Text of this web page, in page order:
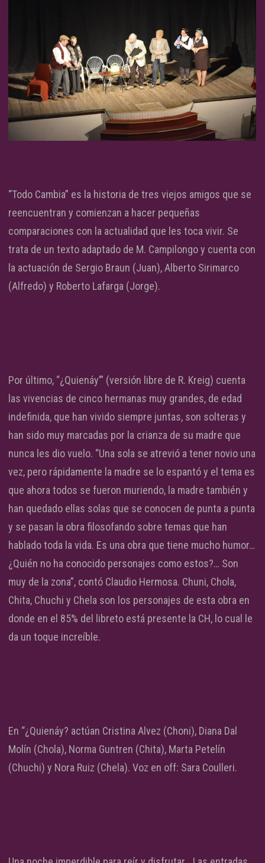
“Todo Cambia” es la historia de tres viejos amigos que se
reencuentran y comienzan a hacer pequeñas
comparaciones con la actualidad que les toca vivir. Se
trata de un texto adaptado de M. Campilongo y cuenta con
la actuación de Sergio Braun (Juan), Alberto Sirimarco
(Alfredo) y Roberto Lafarga (Jorge).
Por último, “¿Quienáy’” (versión libre de R. Kreig) cuenta
las vivencias de cinco hermanas muy grandes, de edad
indefinida, que han vivido siempre juntas, son solteras y
han sido muy marcadas por la crianza de su madre que
nunca les dio vuelo. “Una sola se atrevió a tener novio una
vez, pero rápidamente la madre se lo espantó y el tema es
que ahora todos se fueron muriendo, la madre también y
han quedado ellas solas que se conocen de punta a punta
y se pasan la obra filosofando sobre temas que han
hablado toda la vida. Es una obra que tiene mucho humor…
¿Quién no ha conocido personajes como estos?… Son
muy de la zona”, contó Claudio Hermosa. Chuni, Chola,
Chita, Chuchi y Chela son los personajes de esta obra en
donde en el 85% del libreto está presente la CH, lo cual le
da un toque increíble.
En “¿Quienáy? actúan Cristina Alvez (Choni), Diana Dal
Molín (Chola), Norma Guntren (Chita), Marta Petelín
(Chuchi) y Nora Ruiz (Chela). Voz en off: Sara Coulleri.